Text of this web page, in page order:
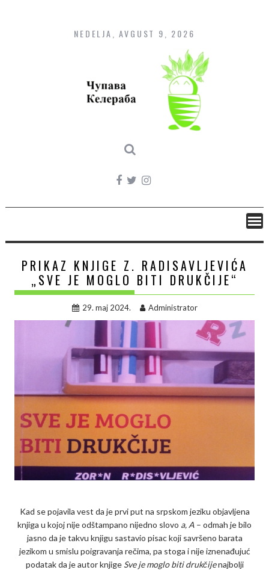
content
NEDELJA, AVGUST 9, 2026
PRIKAZ KNJIGE Z. RADISAVLJEVIĆA
„SVE JE MOGLO BITI DRUKČIJE“
29. maj 2024. Administrator
Kad se pojavila vest da je prvi put na srpskom jeziku objavljena
knjiga u kojoj nije odštampano nijedno slovo a, A – odmah je bilo
jasno da je takvu knjigu sastavio pisac koji savršeno barata
jezikom u smislu poigravanja rečima, pa stoga i nije iznenađujuć
podatak da je autor knjige Sve je moglo biti drukčijenajbolji